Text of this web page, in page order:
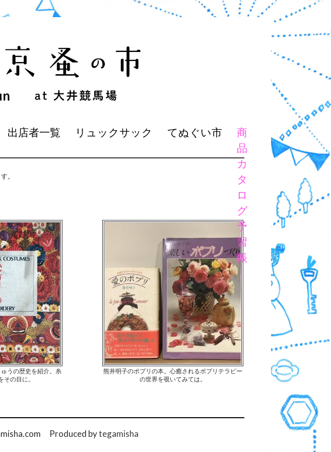
出店者一覧 リュックサック てぬぐい市
商
品
カ
タ
ロ
グ
予
習
帳
。
うの歴史を紹介。糸
の目に。
熊井明子のポプリの本。心癒されるポプリテラピー
の世界を覗いてみては。
Produced bytegamisha